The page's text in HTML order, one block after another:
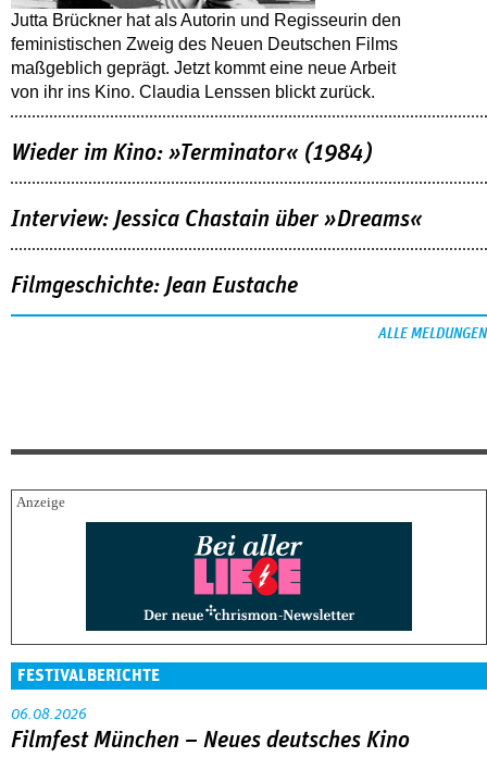
Jutta Brückner hat als Autorin und Regisseurin den
feministischen Zweig des Neuen Deutschen Films
maßgeblich geprägt. Jetzt kommt eine neue Arbeit
von ihr ins Kino. Claudia Lenssen blickt zurück.
Wieder im Kino: »Terminator« (1984)
Interview: Jessica Chastain über »Dreams«
Filmgeschichte: Jean Eustache
ALLE MELDUNGEN
FESTIVALBERICHTE
06.08.2026
Filmfest München – Neues deutsches Kino